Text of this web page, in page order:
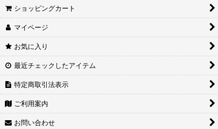
ショッピングカート
マイページ
お気に入り
最近チェックしたアイテム
特定商取引法表示
ご利用案内
お問い合わせ